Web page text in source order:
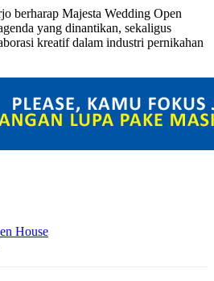
berharap Majesta Wedding Open
yang dinantikan, sekaligus
kreatif dalam industri pernikahan
House